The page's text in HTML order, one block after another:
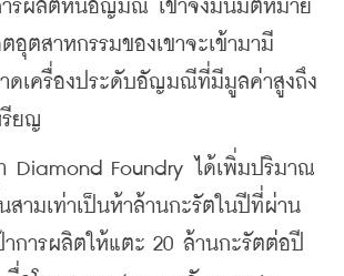
ารผลิตหินอัญมณี เขาจึงมีนิมิตหมาย
อุตสาหกรรมของเขาจะเข้ามามี
ดเครื่องประดับอัญมณีที่มีมูลค่าสูงถึง
ยญ
Foundry ได้เพิ่มปริมาณ
สามเท่าเป็นห้าล้านกะรัตในปีที่ผ่าน
าการผลิตให้แตะ 20 ล้านกะรัตต่อปี